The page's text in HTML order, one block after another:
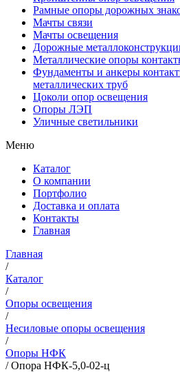
Рамные опоры дорожных
Мачты связи
Мачты освещения
Дорожные
Металлические опоры
Фундаменты и анкеры
металлических труб
Цоколи опор освещения
Опоры ЛЭП
Уличные светильники
Меню
Каталог
О компании
Портфолио
Доставка и оплата
Контакты
Главная
Главная
/
Каталог
/
Опоры освещения
/
Несиловые опоры освещения
/
Опоры НФК
/Опора НФК-5,0-02-ц